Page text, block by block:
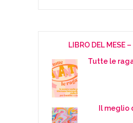
LIBRO DEL MESE
Tutte le
Il meglio